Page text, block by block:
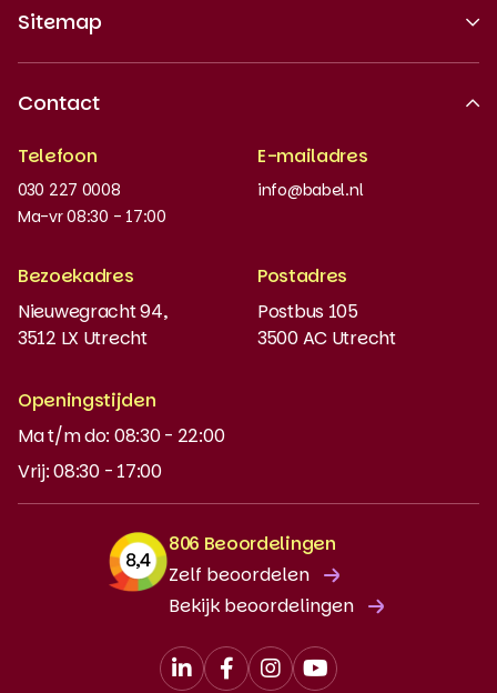
Sitemap
Nieuws en updates
Instaptoets
MyBabel
NT2
DUO-lening
Contact
Telefoon
030 227 0008
Ma-vr 08:30 - 17:00
E-mailadres
info@babel.nl
Bezoekadres
Nieuwegracht 94,
3512 LX Utrecht
Postadres
Postbus 105
3500 AC Utrecht
Openingstijden
Ma t/m do: 08:30 - 22:00
Vrij: 08:30 - 17:00
806 Beoordelingen
Zelf beoordelen
Bekijk beoordelingen